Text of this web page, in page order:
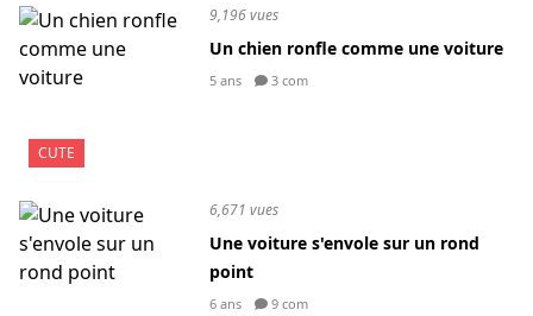
CUTE
9,196 vues
Un chien ronfle comme une voiture
5 ans 3 com
6,671 vues
Une voiture s'envole sur un rond
point
6 ans 9 com